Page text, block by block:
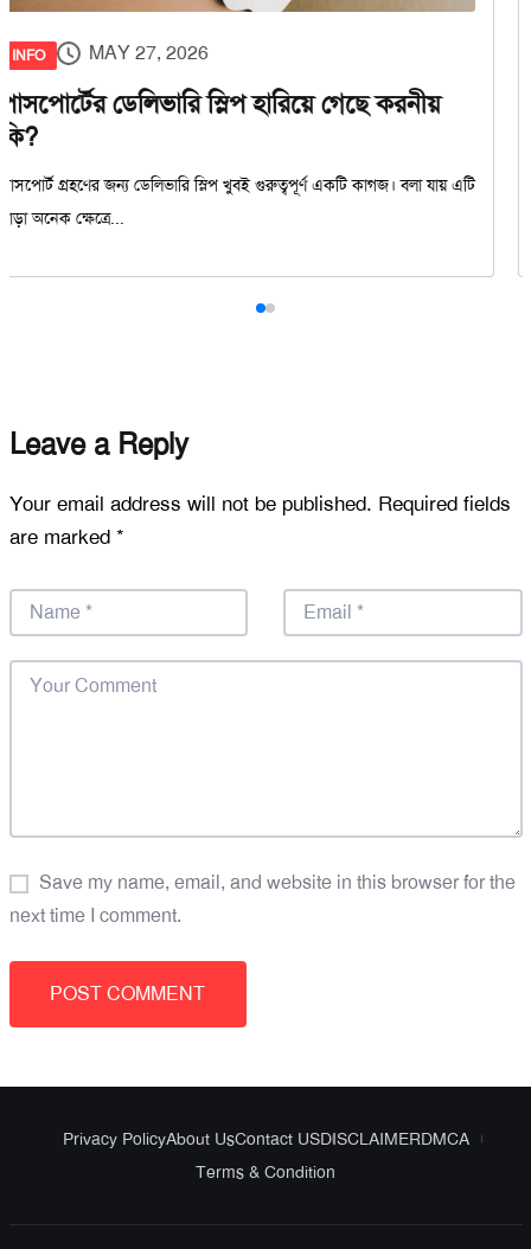
INFO MAY 27, 2026
পাসপোর্টের ডেলিভারি স্লিপ হারিয়ে গেছে করনীয়
কি?
পাসপোর্ট গ্রহণের জন্য ডেলিভারি স্লিপ খুবই গুরুত্বপূর্ণ একটি কাগজ। বলা যায় এটি
ছাড়া অনেক ক্ষেত্রে...
Leave a Reply
Your email address will not be published. Required fields
are marked *
Save my name, email, and website in this browser for the
next time I comment.
Privacy PolicyAbout UsContact USDISCLAIMERDMCA
Terms & Condition